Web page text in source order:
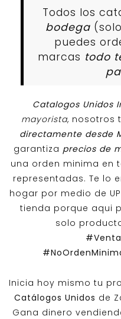
Todos los
bodega
puedes
marcas todo
Catalogos Unidos
mayorista, nosotros
directamente desde
garantiza precios de
una orden minima en
representadas. Te lo
hogar por medio de
tienda porque aqui
solo
Inicia hoy mismo tu
Catálogos Unidos de
Gana dinero